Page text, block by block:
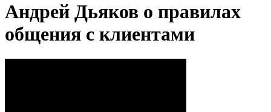
Андрей Дьяков о правилах
общения с клиентами